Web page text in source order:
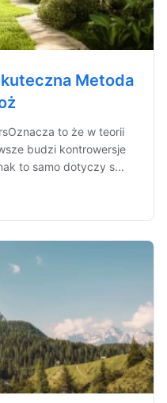
Metoda
to że w teorii
budzi kontrowersje
to samo dotyczy s...